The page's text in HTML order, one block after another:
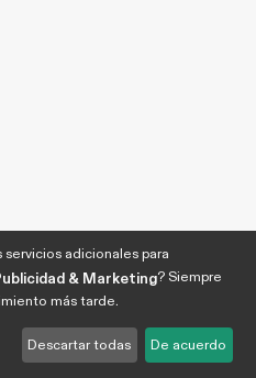
servicios adicionales para
& Marketing? Siempre
más tarde.
Descartar todas De acuerdo